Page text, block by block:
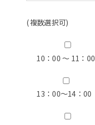
(複数選択可)
10：00 ～ 11：00
13：00〜14：00